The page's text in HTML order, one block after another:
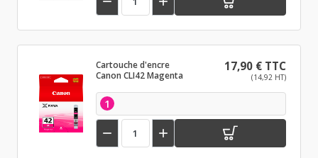
Cartouche d'encre
Canon CLI42 Magenta
17,90 € TTC
(14,92 HT)
1
 